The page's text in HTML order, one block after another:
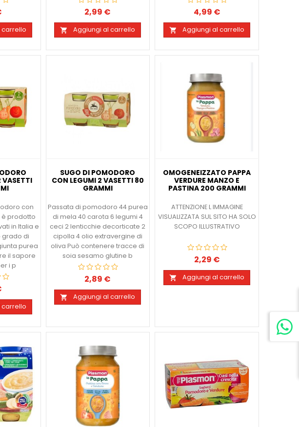
carrello
Prezzo
2,99 €
 Aggiungi al carrello
Prezzo
4,99 €
 Aggiungi al carrello
VASETTI
con
è prodotto
in Italia e
grado di
purea
il sapore
i p
carrello
SUGO DI POMODORO
CON LEGUMI 2 VASETTI 80
GRAMMI
Passata di pomodoro 44 purea
di mela 40 carota 6 legumi 4
ceci 2 lenticchie decorticate 2
cipolla 4 olio extravergine di
oliva Può contenere tracce di
soia sesamo glutine b
Prezzo
2,89 €
 Aggiungi al carrello
OMOGENEIZZATO PAPPA
VERDURE MANZO E
PASTINA 200 GRAMMI
ATTENZIONE L IMMAGINE
VISUALIZZATA SUL SITO HA SOLO
SCOPO ILLUSTRATIVO
Prezzo
2,29 €
 Aggiungi al carrello